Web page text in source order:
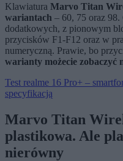
Klawiatura Marvo Titan
wariantach – 60, 75 oraz
dodatkowych, z pionowym
przycisków F1-F12 oraz w
numeryczną. Prawie, bo
warianty możecie zobaczyć
Test realme 16 Pro+ –
specyfikacją
Marvo Titan
plastikowa. Ale
nierówny